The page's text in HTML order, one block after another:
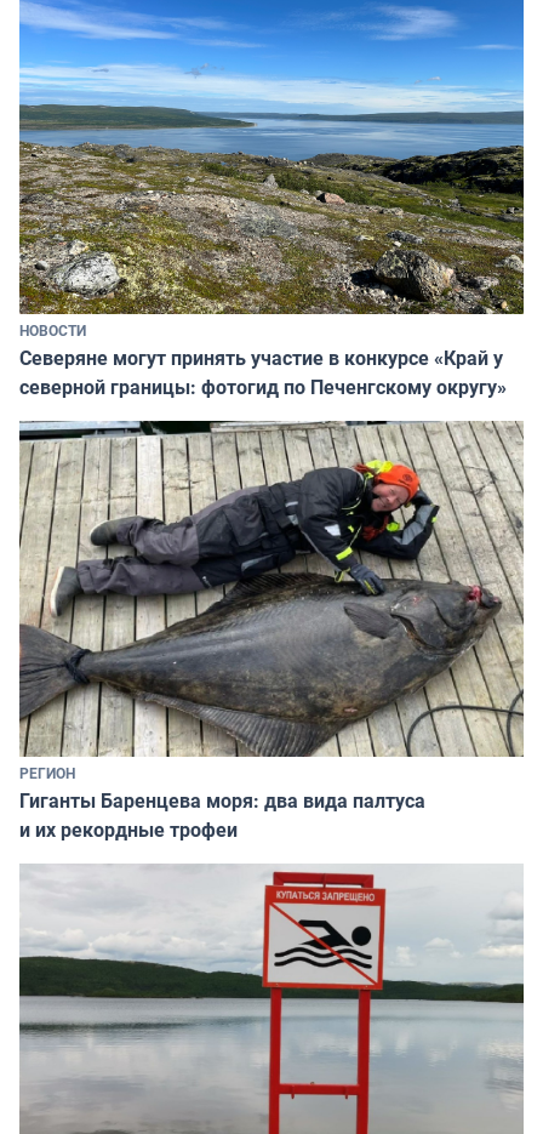
НОВОСТИ
Северяне могут принять участие в конкурсе «Край у
северной границы: фотогид по Печенгскому округу»
РЕГИОН
Гиганты Баренцева моря: два вида палтуса
и их рекордные трофеи